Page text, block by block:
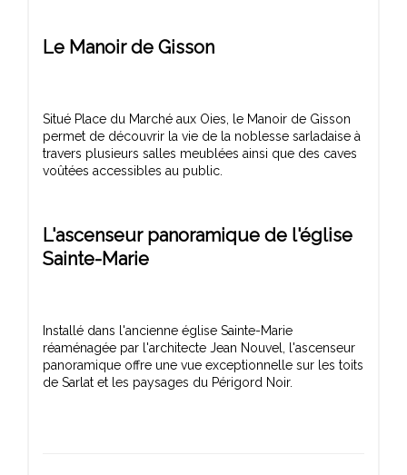
Le Manoir de Gisson
Situé Place du Marché aux Oies, le Manoir de Gisson
permet de découvrir la vie de la noblesse sarladaise à
travers plusieurs salles meublées ainsi que des caves
L'ascenseur panoramique de l'église
Sainte-Marie
Installé dans l'ancienne église Sainte-Marie
réaménagée par l'architecte Jean Nouvel, l'ascenseur
panoramique offre une vue exceptionnelle sur les toits